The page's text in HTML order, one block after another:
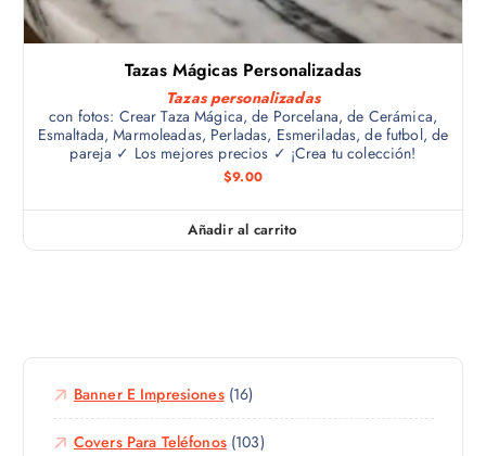
s
s
e
p
u
e
d
n
e
e
n
l
Tazas Mágicas Personalizadas
Tazas personalizadas
con fotos: Crear Taza Mágica, de Porcelana, de Cerámica,
Esmaltada, Marmoleadas, Perladas, Esmeriladas, de futbol, de
pareja ✓ Los mejores precios ✓ ¡Crea tu colección!
$9.00
Añadir al carrito
Banner E Impresiones(16)
Covers Para Teléfonos(103)